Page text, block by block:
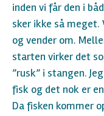
inden vi får den i
sker ikke så
og vender om.
starten virker det
”rusk” i stangen.
fisk og det nok er
Da fisken kommer